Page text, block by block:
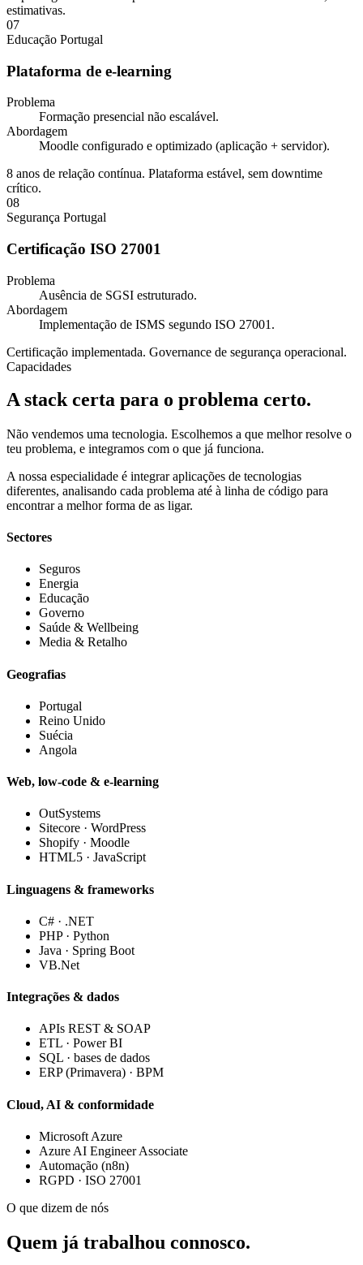
estimativas.
07
Educação Portugal
Plataforma de e-learning
Problema
Formação presencial não escalável.
Abordagem
Moodle configurado e optimizado (aplicação + servidor).
8 anos de relação contínua. Plataforma estável, sem downtime
crítico.
08
Segurança Portugal
Certificação ISO 27001
Problema
Ausência de SGSI estruturado.
Abordagem
Implementação de ISMS segundo ISO 27001.
Certificação implementada. Governance de segurança operacional.
Capacidades
A stack certa para o problema certo.
Não vendemos uma tecnologia. Escolhemos a que melhor resolve o
teu problema, e integramos com o que já funciona.
A nossa especialidade é integrar aplicações de tecnologias
diferentes, analisando cada problema até à linha de código para
encontrar a melhor forma de as ligar.
Sectores
Seguros
Energia
Educação
Governo
Saúde & Wellbeing
Media & Retalho
Geografias
Portugal
Reino Unido
Suécia
Angola
Web, low-code & e-learning
OutSystems
Sitecore · WordPress
Shopify · Moodle
HTML5 · JavaScript
Linguagens & frameworks
C# · .NET
PHP · Python
Java · Spring Boot
VB.Net
Integrações & dados
APIs REST & SOAP
ETL · Power BI
SQL · bases de dados
ERP (Primavera) · BPM
Cloud, AI & conformidade
Microsoft Azure
Azure AI Engineer Associate
Automação (n8n)
RGPD · ISO 27001
O que dizem de nós
Quem já trabalhou connosco.